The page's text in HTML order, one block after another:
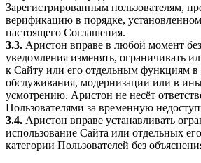
Зарегистрированным пользователям,
верификацию в порядке,
настоящего Соглашения.
3.3. Аристон вправе в любой момент
уведомления изменять, ограничивать
к Сайту или его отдельным функциям в
обслуживания, модернизации или в
усмотрению. Аристон не несёт
Пользователями за временную
3.4. Аристон вправе устанавливать
использование Сайта или отдельных
категории Пользователей без